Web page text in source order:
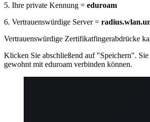
5. Ihre private Kennung = eduroam
6. Vertrauenswürdige Server =
Vertrauenswürdige Zertifikatfingerabdrücke
Klicken Sie abschließend auf "Speichern".
gewohnt mit eduroam verbinden können.